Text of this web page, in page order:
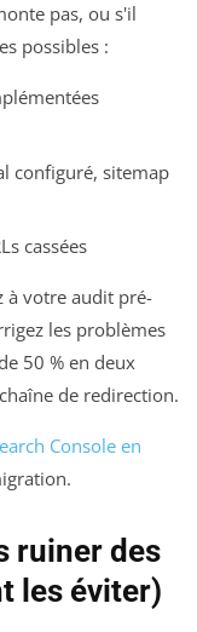
pas, ou s'il
possibles :
configuré, sitemap
cassées
à votre audit pré-
les problèmes
50 % en deux
de redirection.
Console en
ruiner des
les éviter)